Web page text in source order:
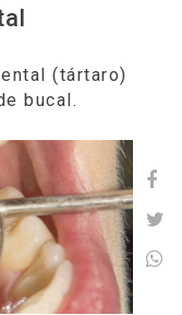
(tártaro)
bucal.